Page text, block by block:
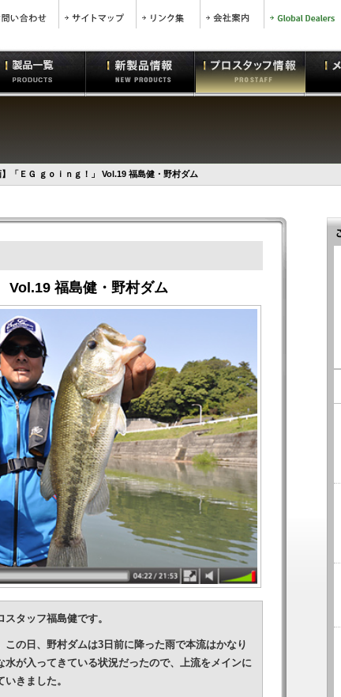
】「ＥＧ ｇｏｉｎｇ！」 Vol.19 福島健・野村ダム
Vol.19 福島健・野村ダム
タッフ福島健です。
の日、野村ダムは3日前に降った雨で本流はかなり
が入ってきている状況だったので、上流をメインに
きました。